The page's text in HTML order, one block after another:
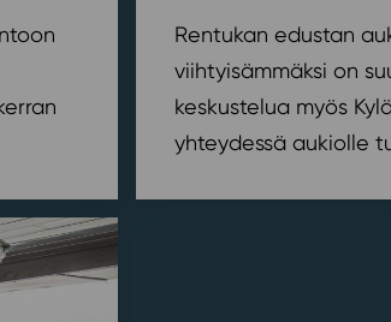
Rentukan edustan
viihtyisämmäksi on
keskustelua myös
yhteydessä aukiolle